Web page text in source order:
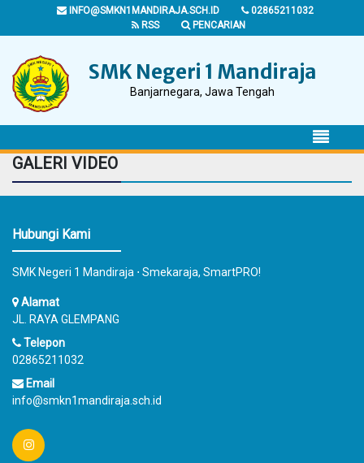
INFO@SMKN1MANDIRAJA.SCH.ID
02865211032
RSS
PENCARIAN
SMK Negeri 1 Mandiraja
Banjarnegara, Jawa Tengah
GALERI VIDEO
Hubungi Kami
SMK Negeri 1 Mandiraja ⋅ Smekaraja, SmartPRO!
Alamat
JL. RAYA GLEMPANG
Telepon
02865211032
Email
info@smkn1mandiraja.sch.id